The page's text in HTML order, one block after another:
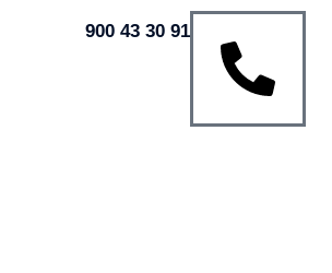
900 43 30 91